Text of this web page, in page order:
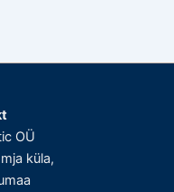
OÜ
küla,